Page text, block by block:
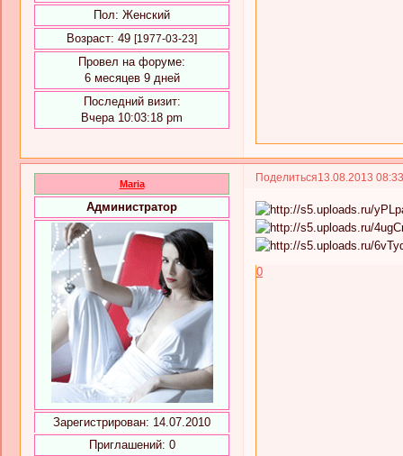
Пол: Женский
Возраст: 49 [1977-03-23]
Провел на форуме:
6 месяцев 9 дней
Последний визит:
Вчера 10:03:18 pm
Поделиться13.08.2013
Maria
Администратор
Зарегистрирован: 14.07.2010
Приглашений: 0
0